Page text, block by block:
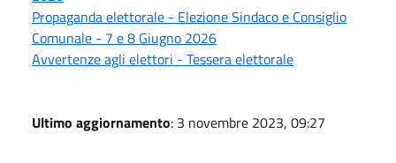
Propaganda elettorale - Elezione Sindaco e Consiglio
Comunale - 7 e 8 Giugno 2026
Avvertenze agli elettori - Tessera elettorale
Ultimo aggiornamento: 3 novembre 2023, 09:27